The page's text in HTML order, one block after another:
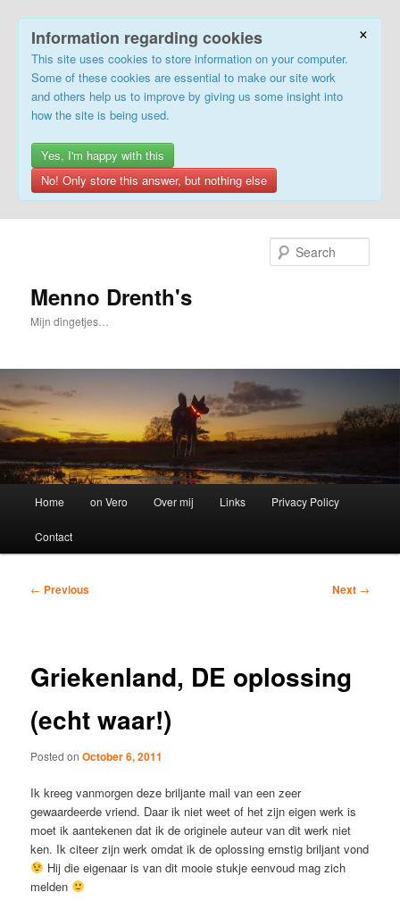
×
Information regarding cookies
This site uses cookies to store information on your computer.
Some of these cookies are essential to make our site work
and others help us to improve by giving us some insight into
how the site is being used.
Yes, I'm happy with this
No! Only store this answer, but nothing else
Menno Drenth's
Mijn dingetjes…
Home on Vero Over mij Links Privacy Policy
Contact
Post
← Previous Next →
Griekenland, DE oplossing
(echt waar!)
Posted onOctober 6, 2011
Ik kreeg vanmorgen deze briljante mail van een zeer
gewaardeerde vriend. Daar ik niet weet of het zijn eigen werk is
moet ik aantekenen dat ik de originele auteur van dit werk niet
ken. Ik citeer zijn werk omdat ik de oplossing ernstig briljant vond
Hij die eigenaar is van dit mooie stukje eenvoud mag zich
melden